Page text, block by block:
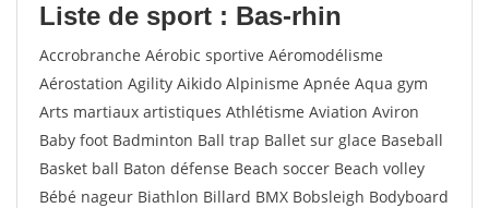
Liste de sport : Bas-rhin
Accrobranche Aérobic sportive Aéromodélisme
Aérostation Agility Aikido Alpinisme Apnée Aqua gym
Arts martiaux artistiques Athlétisme Aviation Aviron
Baby foot Badminton Ball trap Ballet sur glace Baseball
Basket ball Baton défense Beach soccer Beach volley
Bébé nageur Biathlon Billard BMX Bobsleigh Bodyboard